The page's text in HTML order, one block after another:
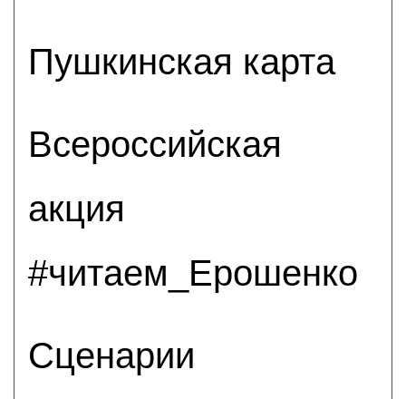
Пушкинская карта
Всероссийская
акция
#читаем_Ерошенко
Сценарии